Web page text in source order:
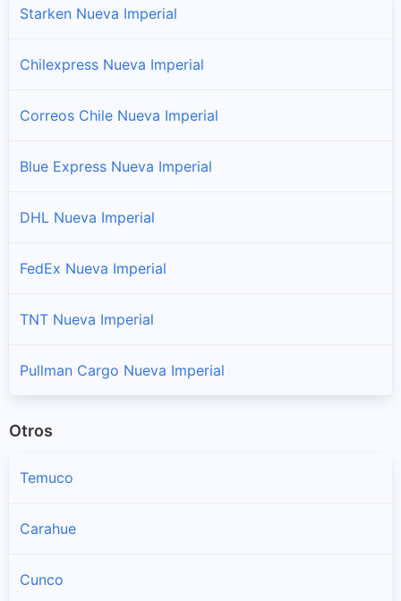
Starken Nueva Imperial
Chilexpress Nueva Imperial
Correos Chile Nueva Imperial
Blue Express Nueva Imperial
DHL Nueva Imperial
FedEx Nueva Imperial
TNT Nueva Imperial
Pullman Cargo Nueva Imperial
Otros
Temuco
Carahue
Cunco